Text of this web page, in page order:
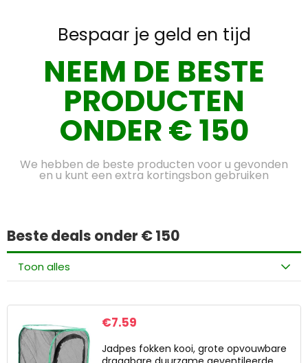
Bespaar je geld en tijd
NEEM DE BESTE
PRODUCTEN
ONDER € 150
We hebben de beste producten voor u gevonden
en u kunt een extra kortingsbon gebruiken
Beste deals onder € 150
Toon alles
€7.59
Jadpes fokken kooi, grote opvouwbare